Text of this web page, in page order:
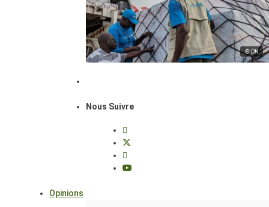
© DR
Nous Suivre
Opinions